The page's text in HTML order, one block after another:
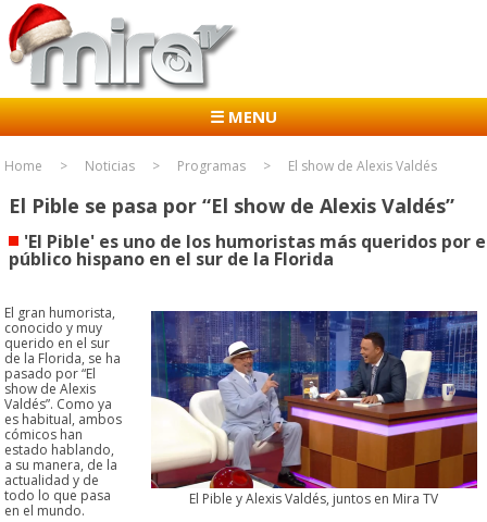
☰ MENU
Home Noticias Programas El show de Alexis Valdés
El Pible se pasa por “El show de Alexis Valdés”
'El Pible' es uno de los humoristas más queridos por
público hispano en el sur de la Florida
El Pible y Alexis Valdés, juntos en Mira TV
El gran humorista,
conocido y muy
querido en el sur
de la Florida, se ha
pasado por “El
show de Alexis
Valdés”. Como ya
es habitual, ambos
cómicos han
estado hablando,
a su manera, de la
actualidad y de
todo lo que pasa
en el mundo.